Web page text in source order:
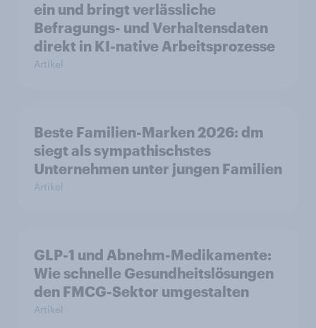
ein und bringt verlässliche
Befragungs- und Verhaltensdaten
direkt in KI-native Arbeitsprozesse
Artikel
Beste Familien-Marken 2026: dm
siegt als sympathischstes
Unternehmen unter jungen Familien
Artikel
GLP-1 und Abnehm-Medikamente:
Wie schnelle Gesundheitslösungen
den FMCG-Sektor umgestalten
Artikel